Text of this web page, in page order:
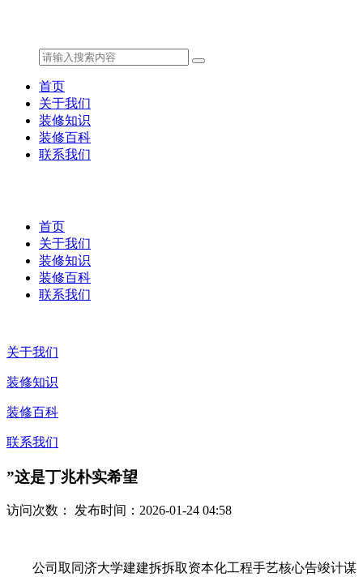
首页
关于我们
装修知识
装修百科
联系我们
首页
关于我们
装修知识
装修百科
联系我们
关于我们
装修知识
装修百科
联系我们
”这是丁兆朴实希望
访问次数： 发布时间：2026-01-24 04:58
公司取同济大学建建拆拆取资本化工程手艺核心告竣计谋